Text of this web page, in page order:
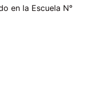
en la Escuela N°